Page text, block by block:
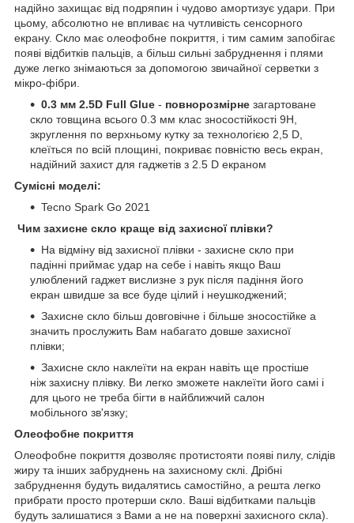
надійно захищає від подряпин і чудово амортизує удари. При
цьому, абсолютно не впливає на чутливість сенсорного
екрану. Скло має олеофобне покриття, і тим самим запобігає
появі відбитків пальців, а більш сильні забруднення і плями
дуже легко знімаються за допомогою звичайної серветки з
мікро-фібри.
0.3 мм 2.5D Full Glue - повнорозмірне загартоване
скло товщина всього 0.3 мм клас зносостійкості 9H,
зкруглення по верхньому кутку за технологією 2,5 D,
клеїться по всій площині, покриває повністю весь екран,
надійний захист для гаджетів з 2.5 D екраном
Сумісні моделі:
Tecno Spark Go 2021
Чим захисне скло краще від захисної плівки?
На відміну від захисної плівки - захисне скло при
падінні приймає удар на себе і навіть якщо Ваш
улюблений гаджет вислизне з рук після падіння його
екран швидше за все буде цілий і неушкоджений;
Захисне скло більш довговічне і більше зносостійке а
значить прослужить Вам набагато довше захисної
плівки;
Захисне скло наклеїти на екран навіть ще простіше
ніж захисну плівку. Ви легко зможете наклеїти його самі і
для цього не треба бігти в найближчий салон
мобільного зв'язку;
Олеофобне покриття
Олеофобне покриття дозволяє протистояти появі пилу, слідів
жиру та інших забруднень на захисному склі. Дрібні
забруднення будуть видалятись самостійно, а решта легко
прибрати просто протерши скло. Ваші відбитками пальців
будуть залишатися з Вами а не на поверхні захисного скла).